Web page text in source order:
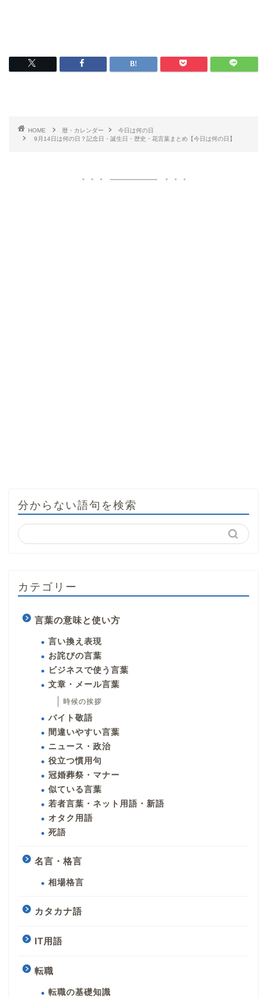
HOME 暦・カレンダー
今日は何の日
9月14日は何の日？記念日・誕生日・歴史・花言葉まとめ【今日は何の日】
分からない語句を検索
カテゴリー
言葉の意味と使い方
言い換え表現
お詫びの言葉
ビジネスで使う言葉
文章・メール言葉
時候の挨拶
バイト敬語
間違いやすい言葉
ニュース・政治
役立つ慣用句
冠婚葬祭・マナー
似ている言葉
若者言葉・ネット用語・新語
オタク用語
死語
名言・格言
相場格言
カタカナ語
IT用語
転職
転職の基礎知識